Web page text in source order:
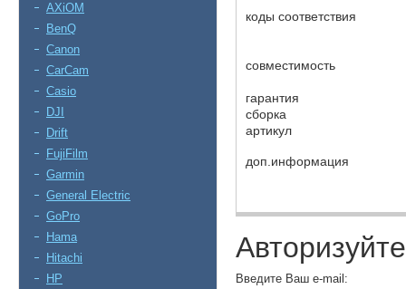
AXiOM
BenQ
Canon
CarCam
Casio
DJI
Drift
FujiFilm
Garmin
General Electric
GoPro
Hama
Hitachi
HP
коды соответствия
совместимость
гарантия
сборка
артикул
доп.информация
Введите Ваш e-mail: